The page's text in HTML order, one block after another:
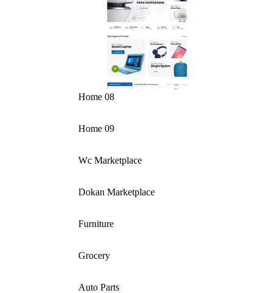
Home 08
Home 09
Wc Marketplace
Dokan Marketplace
Furniture
Grocery
Auto Parts